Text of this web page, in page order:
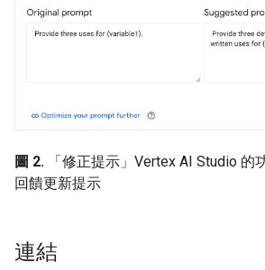
圖 2. 「修正提示」Vertex AI Studio 的
回饋更新提示
連結